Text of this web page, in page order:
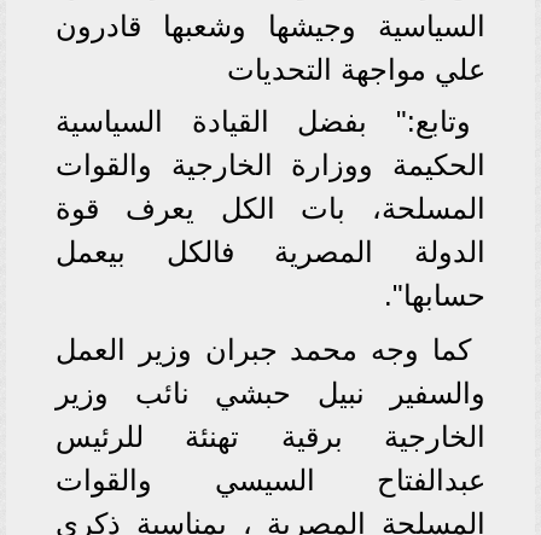
السياسية وجيشها وشعبها قادرون
علي مواجهة التحديات
وتابع:" بفضل القيادة السياسية
الحكيمة ووزارة الخارجية والقوات
المسلحة، بات الكل يعرف قوة
الدولة المصرية فالكل بيعمل
حسابها".
كما وجه محمد جبران وزير العمل
والسفير نبيل حبشي نائب وزير
الخارجية برقية تهنئة للرئيس
عبدالفتاح السيسي والقوات
المسلحة المصرية ، بمناسبة ذكرى